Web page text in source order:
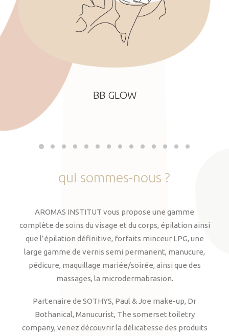
BB GLOW
qui sommes-nous ?
AROMAS INSTITUT vous propose une gamme
complète de soins du visage et du corps, épilation ainsi
que l’épilation définitive, forfaits minceur LPG, une
large gamme de vernis semi permanent, manucure,
pédicure, maquillage mariée/soirée, ainsi que des
massages, la microdermabrasion.
Partenaire de SOTHYS, Paul & Joe make-up, Dr
Bothanical, Manucurist, The somerset toiletry
company, venez découvrir la délicatesse des produits